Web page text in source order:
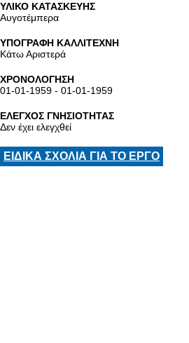
ΥΛΙΚΟ ΚΑΤΑΣΚΕΥΗΣ
Αυγοτέμπερα
ΥΠΟΓΡΑΦΗ ΚΑΛΛΙΤΕΧΝΗ
Κάτω Αριστερά
ΧΡΟΝΟΛΟΓΗΣΗ
01-01-1959 - 01-01-1959
ΕΛΕΓΧΟΣ ΓΝΗΣΙΟΤΗΤΑΣ
Δεν έχει ελεγχθεί
ΕΙΔΙΚΑ ΣΧΟΛΙΑ ΓΙΑ ΤΟ ΕΡΓΟ